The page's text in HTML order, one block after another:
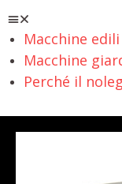
Macchine edili
Macchine
Perché il